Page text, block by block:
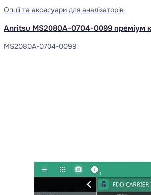
Опції та аксесуари для аналізаторів
Anritsu MS2080A-0704-0099 преміум
MS2080A-0704-0099